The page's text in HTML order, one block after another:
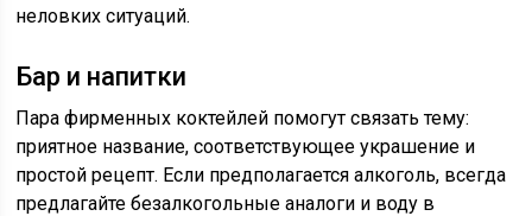
неловких ситуаций.
Бар и напитки
Пара фирменных коктейлей помогут связать тему:
приятное название, соответствующее украшение и
простой рецепт. Если предполагается алкоголь, всегда
предлагайте безалкогольные аналоги и воду в